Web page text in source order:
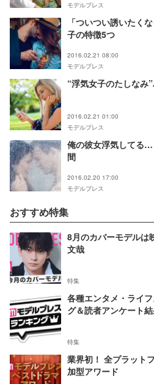
モデルプレス
「ついつい誘いたく
子の特徴5つ
2016.02.21 08:00
モデルプレス
“浮気女子のたしなみ
2016.02.21 01:00
モデルプレス
俺の彼女浮気してる
間
2016.02.20 17:00
モデルプレス
おすすめ特集
8月のカバーモデルは
文哉
特集
各種エンタメ・ライ
グ＆読者アンケート
特集
業界初！ 全プラット
加型アワード